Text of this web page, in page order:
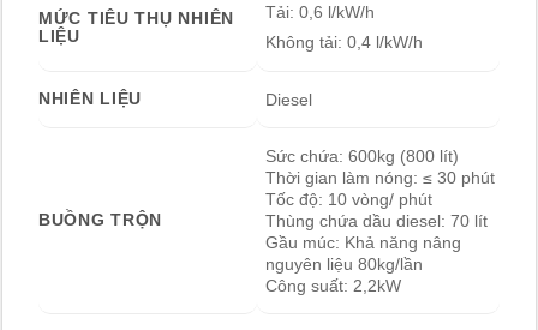
MỨC TIÊU THỤ NHIÊN
LIỆU
Tải: 0,6 l/kW/h
Không tải: 0,4 l/kW/h
NHIÊN LIỆU Diesel
BUỒNG TRỘN
Sức chứa: 600kg (800 lít)
Thời gian làm nóng: ≤ 30 phút
Tốc độ: 10 vòng/ phút
Thùng chứa dầu diesel: 70 lít
Gầu múc: Khả năng nâng
nguyên liệu 80kg/lần
Công suất: 2,2kW